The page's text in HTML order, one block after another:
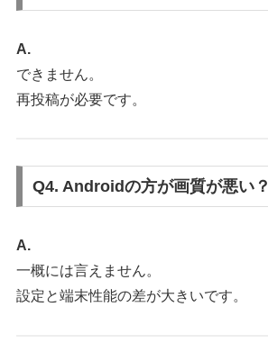
A.
できません。
再投稿が必要です。
Q4. Androidの方が画質が悪い？
A.
一概には言えません。
設定と端末性能の差が大きいです。